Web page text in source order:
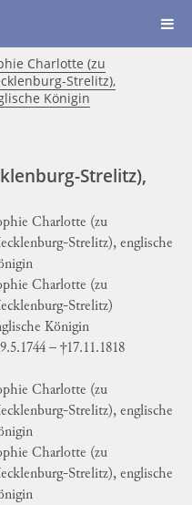
Charlotte (zu
Strelitz),
Königin
Strelitz),
Charlotte (zu
Strelitz), englische
Charlotte (zu
Strelitz)
Königin
– †17.11.1818
Charlotte (zu
Strelitz), englische
Charlotte (zu
Strelitz), englische